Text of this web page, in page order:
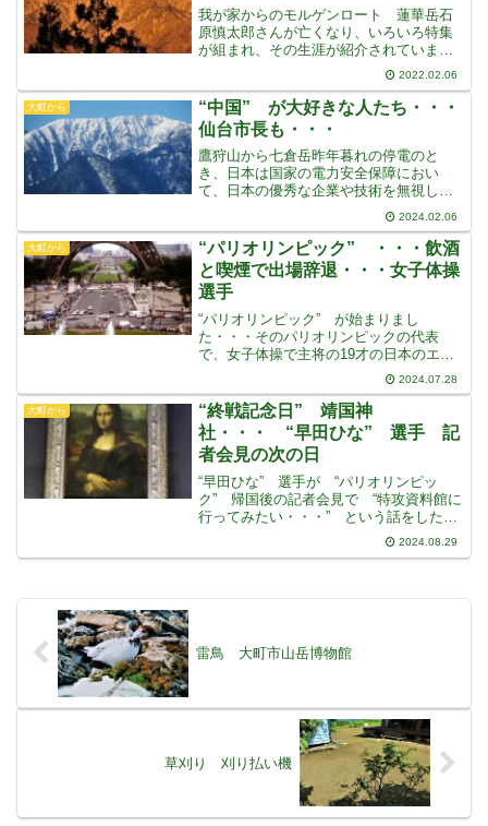
我が家からのモルゲンロート 蓮華岳石
原慎太郎さんが亡くなり、いろいろ特集
が組まれ、その生涯が紹介されています
中国・韓国が、いろいろ言うのは予想通
りですが、朝日新聞は “人権意識の低さ
にあきれ返る” “率直と乱暴の違いをわき
まえられない、幼稚
2022.02.06
大町から
“中国” が大好きな人たち・・・
仙台市長も・・・
鷹狩山から七倉岳昨年暮れの停電のと
き、日本は国家の電力安全保障におい
て、日本の優秀な企業や技術を無視し
て、中国の太陽光パネルやＥⅤ車などに
補助金を出している・・・日本より中国
が大好きな人たちが大勢いる・・・と書
きましたそしてまたひとり “中
2024.02.06
大町から
“パリオリンピック” ・・・飲酒
と喫煙で出場辞退・・・女子体操
選手
“パリオリンピック” が始まりまし
た・・・そのパリオリンピックの代表
で、女子体操で主将の19才の日本のエー
スが、飲酒と喫煙をしていたと内部通報
があり、急遽合宿先から帰国させられ、
事情聴取でその事実が確認されたとし
て、パリオリンピックの代表の
2024.07.28
大町から
“終戦記念日” 靖国神
社・・・ “早田ひな” 選手 記
者会見の次の日
“早田ひな” 選手が “パリオリンピッ
ク” 帰国後の記者会見で “特攻資料館に
行ってみたい・・・” という話をしたこ
とを前回のブログに書きましたその記者
会見の次の日は、79回目の “終戦記念
2024.08.29
雷鳥 大町市山岳博物館
草刈り 刈り払い機